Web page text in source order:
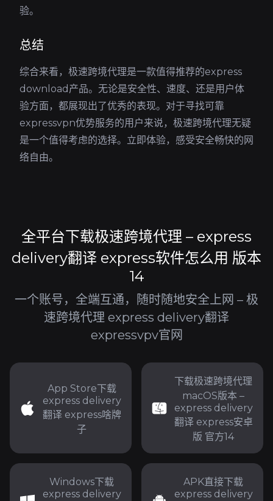
验。
总结
综合来看，极速跨境代理是一款值得推荐的express
download产品。无论是安全性、速度、还是用户体
验方面，都展现出了优秀的表现。对于寻找可靠
expressvpn优势服务的用户来说，极速跨境代理无疑
是一个值得考虑的选择。立即体验，感受安全畅快的网
络自由。
全平台下载极速跨境代理 – express
delivery翻译 express软件怎么用 版本
14
一个账号，全端互通，随时随地安全上网 – 极
速跨境代理 express delivery翻译
expressvpv官网
App Store下载
express delivery
翻译 express啥牌
子
下载极速跨境代理
macOS版本 –
express delivery
翻译 express安卓
版 官方14
Windows下载
express delivery
APK直接下载
express delivery